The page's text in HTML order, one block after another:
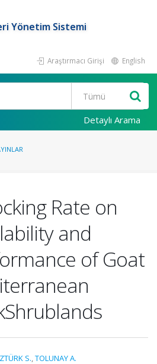
Yönetim Sistemi
Araştırmacı Girişi English
Detaylı Arama
Rate on
and
of Goat
S.,TOLUNAY A.